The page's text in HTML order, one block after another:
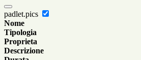
padlet.pics
Nome
Tipologia
Proprieta
Descrizione